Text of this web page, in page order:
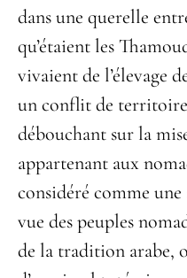
dans une querelle
qu’étaient les
vivaient de l’élevage
un conflit de territoire
débouchant sur la
appartenant aux
considéré comme
vue des peuples
de la tradition arabe,